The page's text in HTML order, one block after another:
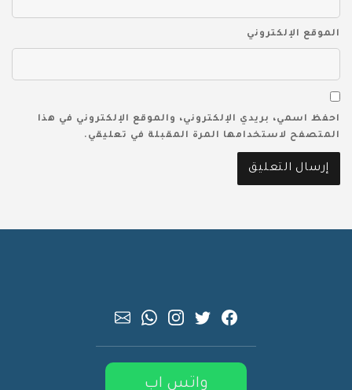
الموقع الإلكتروني
احفظ اسمي، بريدي الإلكتروني، والموقع الإلكتروني في هذا
المتصفح لاستخدامها المرة المقبلة في تعليقي.
واتس اب